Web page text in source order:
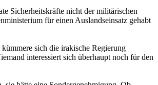
Sicherheitskräfte nicht der militärischen
für einen Auslandseinsatz gehabt
sich die irakische Regierung
interessiert sich überhaupt noch für den